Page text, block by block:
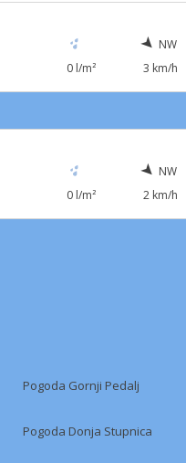
0 l/m²
NW
3 km/h
0 l/m²
NW
2 km/h
Pogoda Gornji Pedalj
Pogoda Donja Stupnica